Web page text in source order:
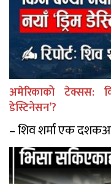
अमेरिकाको टेक्सस:
डेस्टिनेसन’?
– शिव शर्मा एक